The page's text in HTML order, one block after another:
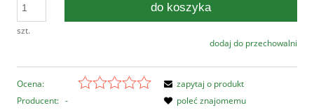
szt.
do koszyka
dodaj do przechowalni
Ocena:
Producent: -
zapytaj o produkt
poleć znajomemu